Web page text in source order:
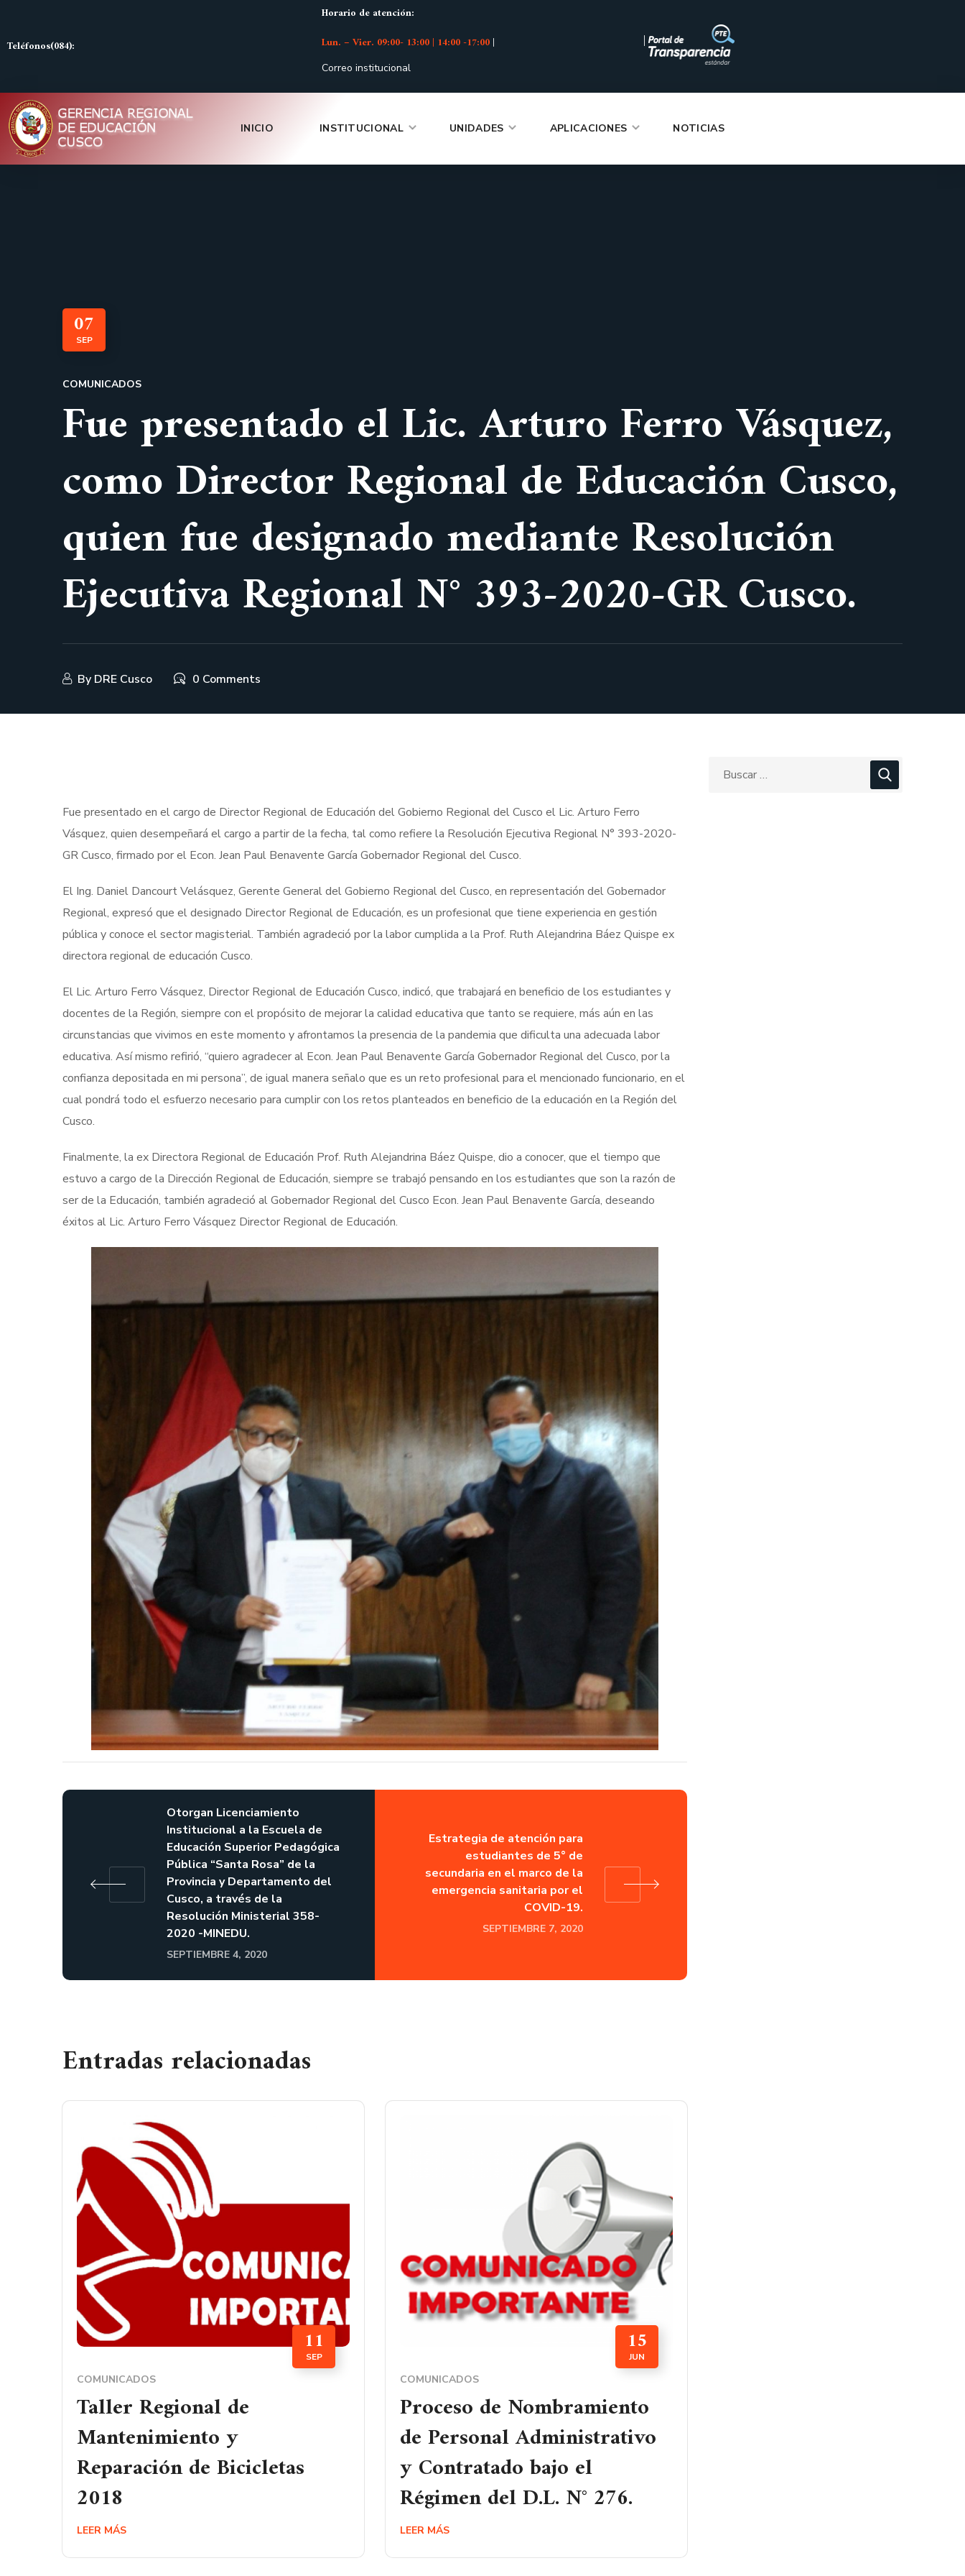
Teléfonos(084):
Horario de atención:
Lun. – Vier. 09:00- 13:00 | 14:00 -17:00|
Correo institucional
|
INICIO INSTITUCIONAL UNIDADES APLICACIONES NOTICIAS
07
SEP
COMUNICADOS
Fue presentado el Lic. Arturo Ferro Vásquez,
como Director Regional de Educación Cusco,
quien fue designado mediante Resolución
Ejecutiva Regional N° 393-2020-GR Cusco.
By DRE Cusco 0 Comments
Fue presentado en el cargo de Director Regional de Educación del Gobierno Regional del Cusco el Lic. Arturo Ferro
Vásquez, quien desempeñará el cargo a partir de la fecha, tal como refiere la Resolución Ejecutiva Regional N° 393-2020-
GR Cusco, firmado por el Econ. Jean Paul Benavente García Gobernador Regional del Cusco.
El Ing. Daniel Dancourt Velásquez, Gerente General del Gobierno Regional del Cusco, en representación del Gobernador
Regional, expresó que el designado Director Regional de Educación, es un profesional que tiene experiencia en gestión
pública y conoce el sector magisterial. También agradeció por la labor cumplida a la Prof. Ruth Alejandrina Báez Quispe ex
directora regional de educación Cusco.
El Lic. Arturo Ferro Vásquez, Director Regional de Educación Cusco, indicó, que trabajará en beneficio de los estudiantes y
docentes de la Región, siempre con el propósito de mejorar la calidad educativa que tanto se requiere, más aún en las
circunstancias que vivimos en este momento y afrontamos la presencia de la pandemia que dificulta una adecuada labor
educativa. Así mismo refirió, “quiero agradecer al Econ. Jean Paul Benavente García Gobernador Regional del Cusco, por la
confianza depositada en mi persona”, de igual manera señalo que es un reto profesional para el mencionado funcionario, en el
cual pondrá todo el esfuerzo necesario para cumplir con los retos planteados en beneficio de la educación en la Región del
Cusco.
Finalmente, la ex Directora Regional de Educación Prof. Ruth Alejandrina Báez Quispe, dio a conocer, que el tiempo que
estuvo a cargo de la Dirección Regional de Educación, siempre se trabajó pensando en los estudiantes que son la razón de
ser de la Educación, también agradeció al Gobernador Regional del Cusco Econ. Jean Paul Benavente García, deseando
éxitos al Lic. Arturo Ferro Vásquez Director Regional de Educación.
Otorgan Licenciamiento
Institucional a la Escuela de
Educación Superior Pedagógica
Pública “Santa Rosa” de la
Provincia y Departamento del
Cusco, a través de la
Resolución Ministerial 358-
2020 -MINEDU.
SEPTIEMBRE 4, 2020
Estrategia de atención para
estudiantes de 5° de
secundaria en el marco de la
emergencia sanitaria por el
COVID-19.
SEPTIEMBRE 7, 2020
Entradas relacionadas
11
SEP
COMUNICADOS
Taller Regional de
Mantenimiento y
Reparación de Bicicletas
2018
LEER MÁS
15
JUN
COMUNICADOS
Proceso de Nombramiento
de Personal Administrativo
y Contratado bajo el
Régimen del D.L. N° 276.
LEER MÁS